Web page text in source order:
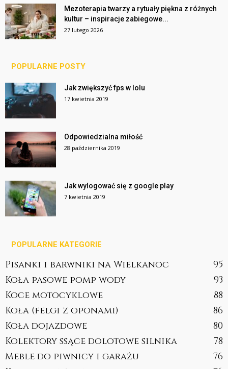
Mezoterapia twarzy a rytuały piękna z różnych
kultur – inspiracje zabiegowe...
27 lutego 2026
POPULARNE POSTY
Jak zwiększyć fps w lolu
17 kwietnia 2019
Odpowiedzialna miłość
28 października 2019
Jak wylogować się z google play
7 kwietnia 2019
POPULARNE KATEGORIE
Pisanki i barwniki na Wielkanoc
95
Koła pasowe pomp wody
93
Koce motocyklowe
88
Koła (felgi z oponami)
86
Koła dojazdowe
80
Kolektory ssące dolotowe silnika
78
Meble do piwnicy i garażu
76